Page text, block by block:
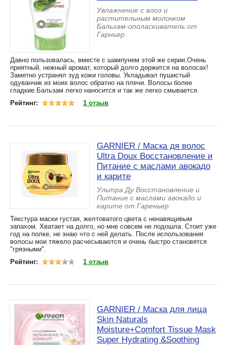
Увлажнение c алоэ и
растительным молочком
Бальзам-ополаскиватель от
Гарньер
Давно пользовалась, вместе с шампунем этой же серии.Очень
приятный, нежный аромат, который долго держится на волосах!
Заметно устранял зуд кожи головы. Укладывал пушистый
одуванчик из моих волос обратно на плечи. Волосы более
гладкие.Бальзам легко наносится и так же легко смывается.
Рейтинг:
1 отзыв
GARNIER / Маска дя волос
Ultra Doux Восстановление и
Питание с маслами авокадо
и карите
Ультра Ду Восстановление и
Питание с маслами авокадо и
карите от Гареньер
Текстура маски густая, желтоватого цвета с ненавящивым
запахом. Хватает на долго, но мне совсем не подошла. Стоит уже
год на полке, не знаю что с ней делать. После использования
волосы мои тяжело расчесываются и очень быстро становятся
"грязными".
Рейтинг:
1 отзыв
GARNIER / Маска для лица
Skin Naturals
Moisture+Сomfort Tissue Mask
Super Hydrating &Soothing